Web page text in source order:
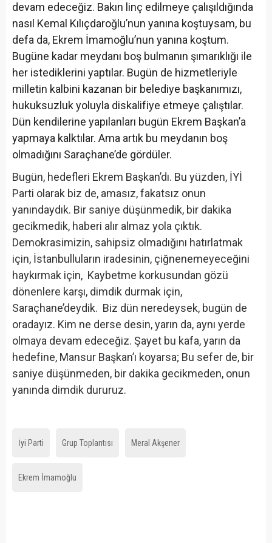
devam edeceğiz. Bakın linç edilmeye çalışıldığında
nasıl Kemal Kılıçdaroğlu’nun yanına koştuysam, bu
defa da, Ekrem İmamoğlu’nun yanına koştum.
Bugüne kadar meydanı boş bulmanın şımarıklığı ile
her istediklerini yaptılar. Bugün de hizmetleriyle
milletin kalbini kazanan bir belediye başkanımızı,
hukuksuzluk yoluyla diskalifiye etmeye çalıştılar.
Dün kendilerine yapılanları bugün Ekrem Başkan’a
yapmaya kalktılar. Ama artık bu meydanın boş
olmadığını Saraçhane’de gördüler.
Bugün, hedefleri Ekrem Başkan’dı. Bu yüzden, İYİ
Parti olarak biz de, amasız, fakatsız onun
yanındaydık. Bir saniye düşünmedik, bir dakika
gecikmedik, haberi alır almaz yola çıktık.
Demokrasimizin, sahipsiz olmadığını hatırlatmak
için, İstanbulluların iradesinin, çiğnenemeyeceğini
haykırmak için, Kaybetme korkusundan gözü
dönenlere karşı, dimdik durmak için,
Saraçhane’deydik. Biz dün neredeysek, bugün de
oradayız. Kim ne derse desin, yarın da, aynı yerde
olmaya devam edeceğiz. Şayet bu kafa, yarın da
hedefine, Mansur Başkan’ı koyarsa; Bu sefer de, bir
saniye düşünmeden, bir dakika gecikmeden, onun
yanında dimdik dururuz.
İyi Parti Grup Toplantısı Meral Akşener
Ekrem İmamoğlu